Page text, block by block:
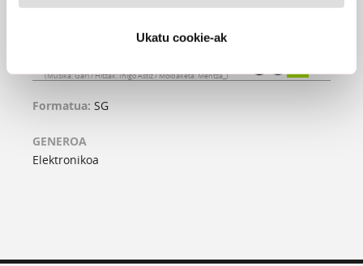
Ukatu cookie-ak
(Musika: Gari / Hitzak: Iñigo Astiz / Moldaketa: Mentza_)
Formatua: SG
GENEROA
Elektronikoa